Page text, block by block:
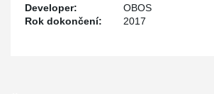
Developer:
OBOS
Rok dokončení:
2017